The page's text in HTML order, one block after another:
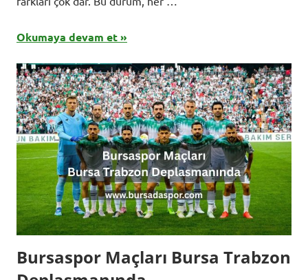
Okumaya devam et
Bursaspor Maçları Bursa Trabzon